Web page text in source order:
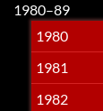
1980–89
1980
1981
1982